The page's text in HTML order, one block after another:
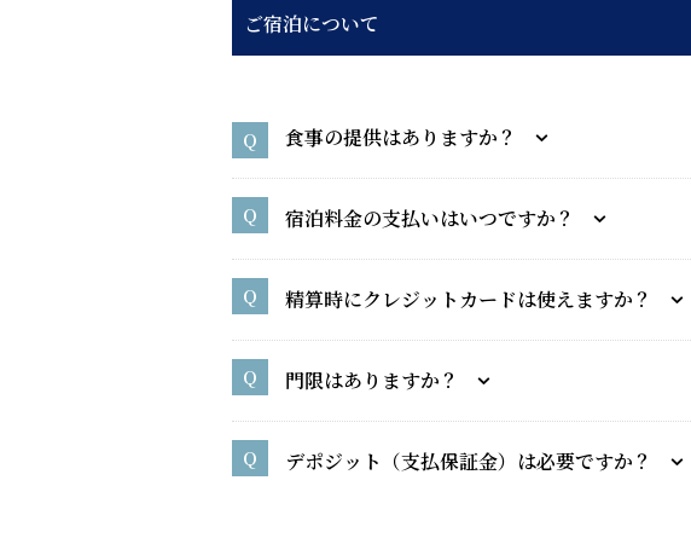
ご宿泊について
食事の提供はありますか？
宿泊料金の支払いはいつですか？
精算時にクレジットカードは使えますか？
門限はありますか？
デポジット（支払保証金）は必要ですか？